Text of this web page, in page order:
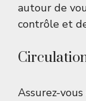
autour de
contrôle et
Assurez-